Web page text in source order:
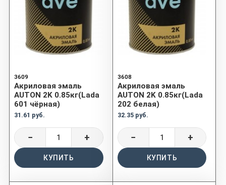
3609
Акриловая эмаль
AUTON 2K 0.85кг(Lada
601 чёрная)
31.61 руб.
− +
КУПИТЬ
3608
Акриловая эмаль
AUTON 2K 0.85кг(Lada
202 белая)
32.35 руб.
− +
КУПИТЬ